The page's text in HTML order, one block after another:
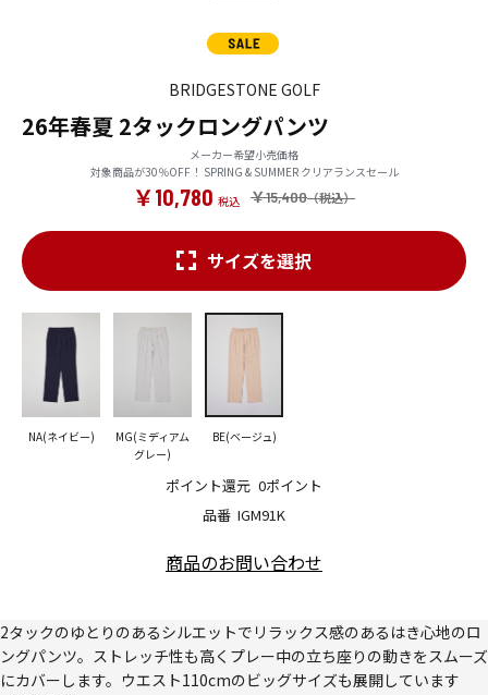
BRIDGESTONE GOLF
26年春夏 2タックロングパンツ
メーカー希望小売価格
対象商品が30％OFF！ SPRING & SUMMER クリアランスセール
￥15,400
￥10,780
品番 IGM91K
ポイント還元 0ポイント
サイズを選択
NA(ネイビー)
MG(ミディアム
グレー)
BE(ベージュ)
商品のお問い合わせ
2タックのゆとりのあるシルエットでリラックス感のあるはき心地のロ
ングパンツ。ストレッチ性も高くプレー中の立ち座りの動きをスムーズ
にカバーします。ウエスト110cmのビッグサイズも展開しています